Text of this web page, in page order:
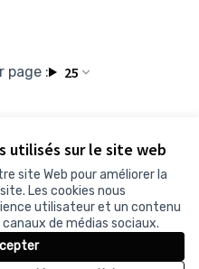
utilisés sur le site web
site Web pour améliorer la
Les cookies nous
utilisateur et un contenu
de médias sociaux.
page : 25